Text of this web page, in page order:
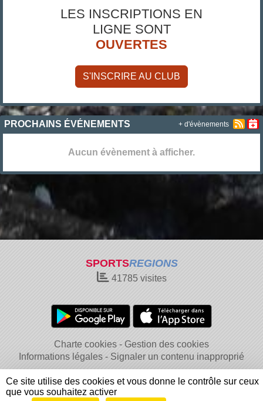
LES INSCRIPTIONS EN
LIGNE SONT
OUVERTES
S'INSCRIRE AU CLUB
PROCHAINS ÉVÉNEMENTS
Aucun évènement à afficher.
+ d'évènements
SPORTSREGIONS
41785visites
Charte cookies
Gestion des cookies
Informations légales
Signaler un contenu inapproprié
Ce site utilise des cookies et vous donne le contrôle sur ceux
que vous souhaitez activer